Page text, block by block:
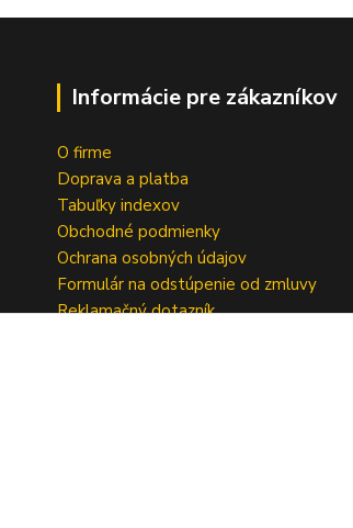
Informácie pre zákazníkov
O firme
Doprava a platba
Tabuľky indexov
Obchodné podmienky
Ochrana osobných údajov
Formulár na odstúpenie od zmluvy
Reklamačný dotazník